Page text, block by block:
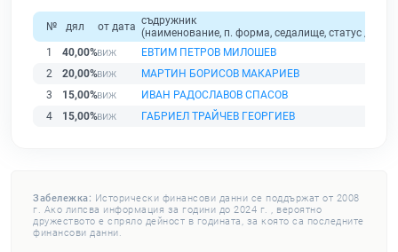
№ дял от дата съдружник
(наименование, п. форма, седалище, статус /
1
40,00%
ЕВТИМ ПЕТРОВ МИЛОШЕВ
2
20,00%
МАРТИН БОРИСОВ МАКАРИЕВ
3
15,00%
ИВАН РАДОСЛАВОВ СПАСОВ
4
15,00% ГАБРИЕЛ ТРАЙЧЕВ ГЕОРГИЕВ
Забележка: Исторически финансови данни се поддържат от 2008
г. Ако липсва информация за години до 2024 г. , вероятно
дружеството е спряло дейност в годината, за която са последните
финансови данни.